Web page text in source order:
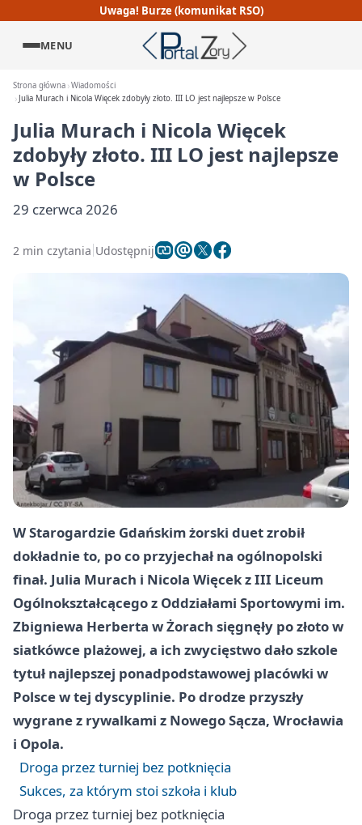
Uwaga! Burze (komunikat RSO)
MENU
Strona główna Wiadomości
Julia Murach i Nicola Więcek zdobyły złoto. III LO jest najlepsze w Polsce
Julia Murach i Nicola Więcek
zdobyły złoto. III LO jest najlepsze
w Polsce
29 czerwca 2026
2 min czytania Udostępnij
W Starogardzie Gdańskim żorski duet zrobił
dokładnie to, po co przyjechał na ogólnopolski
finał. Julia Murach i Nicola Więcek z III Liceum
Ogólnokształcącego z Oddziałami Sportowymi im.
Zbigniewa Herberta w Żorach sięgnęły po złoto w
siatkówce plażowej, a ich zwycięstwo dało szkole
tytuł najlepszej ponadpodstawowej placówki w
Polsce w tej dyscyplinie. Po drodze przyszły
wygrane z rywalkami z Nowego Sącza, Wrocławia
i Opola.
Droga przez turniej bez potknięcia
Sukces, za którym stoi szkoła i klub
Droga przez turniej bez potknięcia